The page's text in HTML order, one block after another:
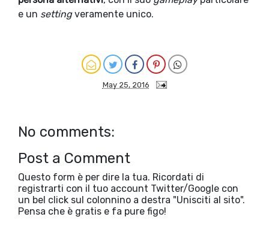
e un settingveramente unico.
May 25, 2016
No comments:
Post a Comment
Questo form è per dire la tua. Ricordati di
registrarti con il tuo account Twitter/Google con
un bel click sul colonnino a destra "Unisciti al sito".
Pensa che è gratis e fa pure figo!